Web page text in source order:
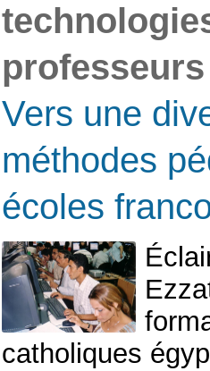
Vers une
méthodes
écoles
catholiques